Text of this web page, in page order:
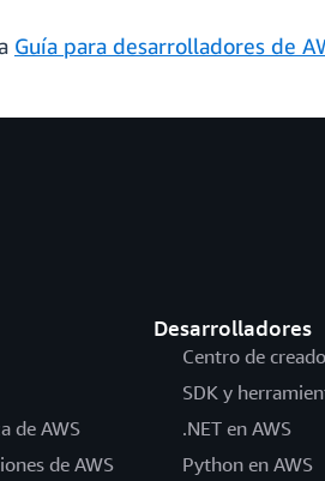
Guía para desarrolladores de
de AWS
de AWS
Desarrolladores
Centro de
SDK y
.NET en AWS
Python en AWS